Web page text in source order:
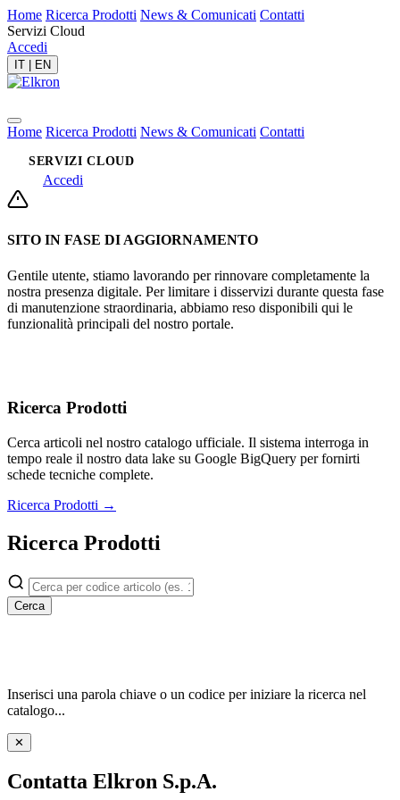
Home Ricerca Prodotti News & Comunicati Contatti
Servizi Cloud
Accedi
IT EN
Home Ricerca Prodotti News & Comunicati Contatti
SERVIZI CLOUD
Accedi
SITO IN FASE DI AGGIORNAMENTO
Gentile utente, stiamo lavorando per rinnovare completamente la
nostra presenza digitale. Per limitare i disservizi durante questa fase
di manutenzione straordinaria, abbiamo reso disponibili qui le
funzionalità principali del nostro portale.
Ricerca Prodotti
Cerca articoli nel nostro catalogo ufficiale. Il sistema interroga in
tempo reale il nostro data lake su Google BigQuery per fornirti
schede tecniche complete.
Ricerca Prodotti →
Ricerca Prodotti
Cerca
Inserisci una parola chiave o un codice per iniziare la ricerca nel
catalogo...
✕
Contatta Elkron S.p.A.